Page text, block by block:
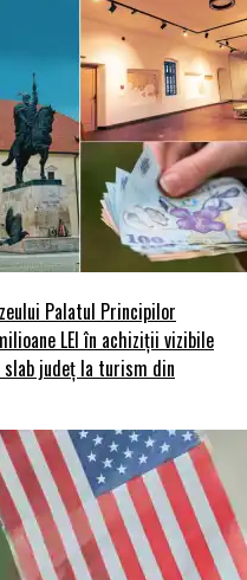
Palatul Principilor
LEI în achiziții vizibile
slab județ la turism din